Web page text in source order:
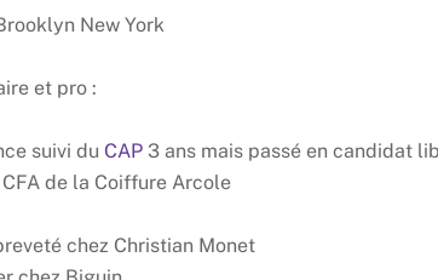
New York
et pro :
suivi du CAP 3 ans mais passé en candidat
de la Coiffure Arcole
chez Christian Monet